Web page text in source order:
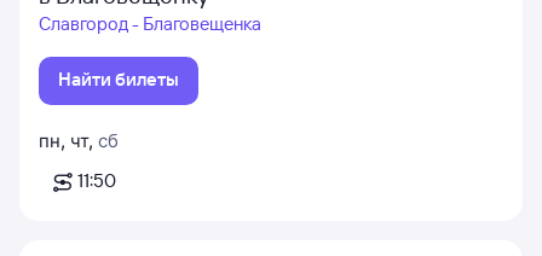
Славгород - Благовещенка
Найти билеты
пн, чт, сб
11:50